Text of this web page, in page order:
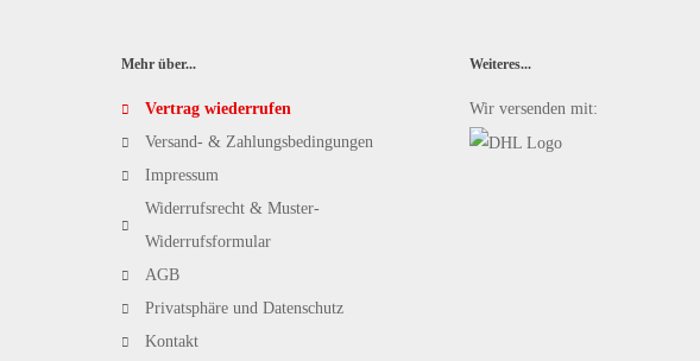
Mehr über...
Vertrag wiederrufen
Versand- & Zahlungsbedingungen
Impressum
Widerrufsrecht & Muster-
Widerrufsformular
AGB
Privatsphäre und Datenschutz
Kontakt
Weiteres...
Wir versenden mit: